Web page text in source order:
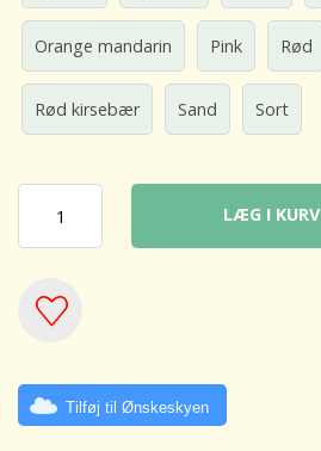
Orange mandarin Pink Rød
Rød kirsebær Sand Sort
LÆG I KURV
Tilføj til Ønskeskyen